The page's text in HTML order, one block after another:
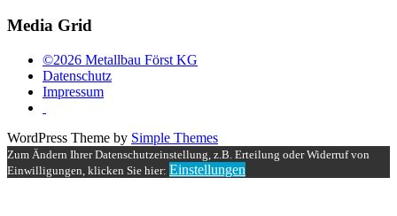
Media Grid
©2026 Metallbau Först KG
Datenschutz
Impressum
WordPress Theme by Simple Themes
Zum Ändern Ihrer Datenschutzeinstellung, z.B. Erteilung oder Widerruf von
Einwilligungen, klicken Sie hier: Einstellungen